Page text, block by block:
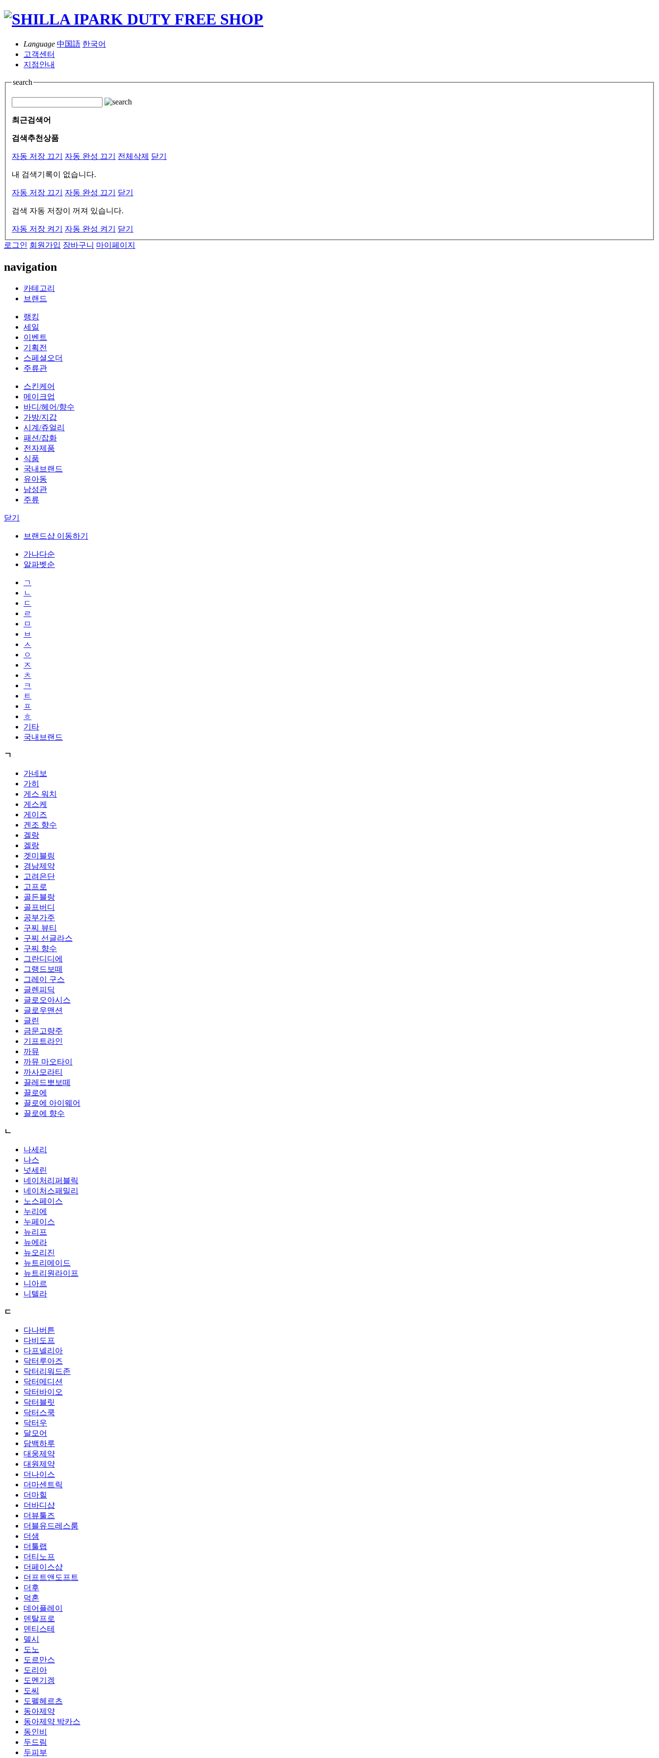
Language 中国語 한국어
고객센터
지점안내
search
최근검색어
검색추천상품
자동 저장 끄기 자동 완성 끄기 전체삭제 닫기
내 검색기록이 없습니다.
자동 저장 끄기 자동 완성 끄기 닫기
검색 자동 저장이 꺼져 있습니다.
자동 저장 켜기 자동 완성 켜기
닫기
로그인 회원가입 장바구니 마이페이지
navigation
카테고리
브랜드
랭킹
세일
이벤트
기획전
스페셜오더
주류관
스킨케어
메이크업
바디/헤어/향수
가방/지갑
시계/쥬얼리
패션/잡화
전자제품
식품
국내브랜드
유아동
남성관
주류
닫기
브랜드샵 이동하기
가나다순
알파벳순
ㄱ
ㄴ
ㄷ
ㄹ
ㅁ
ㅂ
ㅅ
ㅇ
ㅈ
ㅊ
ㅋ
ㅌ
ㅍ
ㅎ
기타
국내브랜드
ㄱ
가네보
가히
게스 워치
게스케
게이즈
겐조 향수
겔랑
겔랑
겟미블링
경남제약
고려은단
고프로
골든블랑
골프버디
공부가주
구찌 뷰티
구찌 선글라스
구찌 향수
그란디디에
그랭드보떼
그레이 구스
글렌피딕
글로오아시스
글로우맨션
글린
금문고량주
기프트라인
까뮤
까뮤 마오타이
까사모라티
끌레드뽀보떼
끌로에
끌로에 아이웨어
끌로에 향수
ㄴ
나세리
나스
넛세린
네이처리퍼블릭
네이처스패밀리
노스페이스
누리에
누페이스
뉴리프
뉴에라
뉴오리진
뉴트리메이드
뉴트리원라이프
니아르
니텔라
ㄷ
다나버튼
다비도프
다프넬리아
닥터루아즈
닥터리워드존
닥터메디션
닥터바이오
닥터블릿
닥터스쿡
닥터우
달모어
담백하루
대웅제약
대원제약
더나이스
더마센트릭
더마힐
더바디샵
더뷰툴즈
더블유드레스룸
더샘
더툴랩
더티노프
더페이스샵
더프트앤도프트
더후
덕혼
데어플레이
덴탈프로
덴티스테
델시
도노
도르만스
도리아
도멘기겡
도씨
도펠헤르츠
동아제약
동아제약 박카스
동인비
두드림
두피부